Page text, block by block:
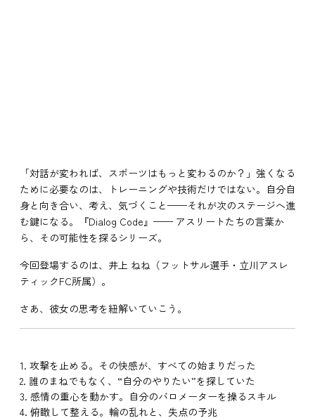
「対話が変われば、スポーツはもっと変わるのか？」強くなる
ために必要なのは、トレーニングや技術だけではない。自分自
身と向き合い、考え、気づくこと——それが次のステージへ進
む鍵になる。『Dialog Code』—— アスリートたちの言葉か
ら、その可能性を探るシリーズ。
今回登場するのは、井上 ねね（フットサル選手・立川アスレ
ティックFC所属）。
さあ、彼女の思考を紐解いていこう。
1. 攻撃を止める。その快感が、すべての始まりだった
2. 誰のまねでもなく、“自分のやりたい”を探していた
3. 感情の重心を動かす。自分のバロメーターを操るスキル
4. 俯瞰して整える。輪の乱れと、失点の予兆